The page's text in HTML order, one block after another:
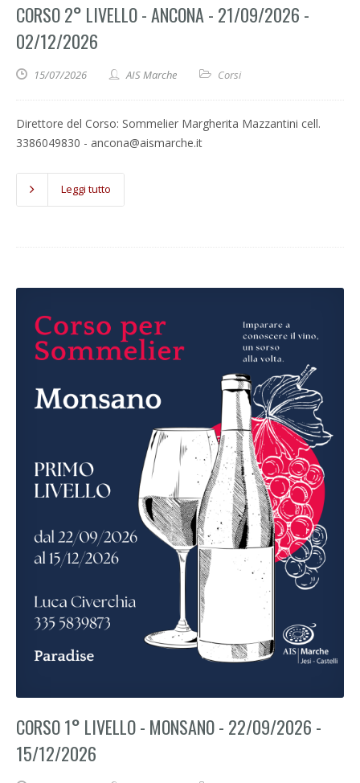
CORSO 2° LIVELLO - ANCONA - 21/09/2026 -
02/12/2026
15/07/2026 AIS Marche Corsi
Direttore del Corso: Sommelier Margherita Mazzantini cell.
3386049830 - ancona@aismarche.it
Leggi tutto
CORSO 1° LIVELLO - MONSANO - 22/09/2026 -
15/12/2026